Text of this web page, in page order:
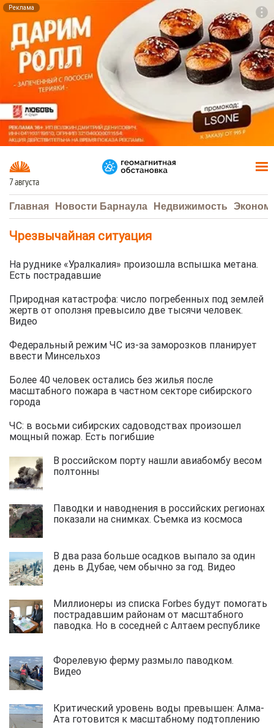
Реклама
7 августа
Главная Новости Барнаула Недвижимость
Чрезвычайная ситуация
На руднике «Уралкалия» произошла вспышка метана.
Есть пострадавшие
Природная катастрофа: число погребенных под землей
жертв от оползня превысило две тысячи человек.
Видео
Федеральный режим ЧС из-за заморозков планирует
ввести Минсельхоз
Более 40 человек остались без жилья после
масштабного пожара в частном секторе сибирского
города
ЧС: в восьми сибирских садоводствах произошел
мощный пожар. Есть погибшие
В российском порту нашли авиабомбу весом
полтонны
Паводки и наводнения в российских регионах
показали на снимках. Съемка из космоса
В два раза больше осадков выпало за один
день в Дубае, чем обычно за год. Видео
Миллионеры из списка Forbes будут помогать
пострадавшим районам от масштабного
паводка. Но в соседней с Алтаем республике
Форелевую ферму размыло паводком.
Видео
Критический уровень воды превышен: Алма-
Ата готовится к масштабному подтоплению